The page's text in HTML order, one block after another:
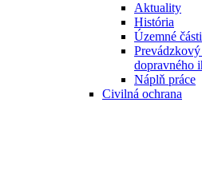
Aktuality
História
Územné části
dopravného
Náplň práce
Civilná ochrana